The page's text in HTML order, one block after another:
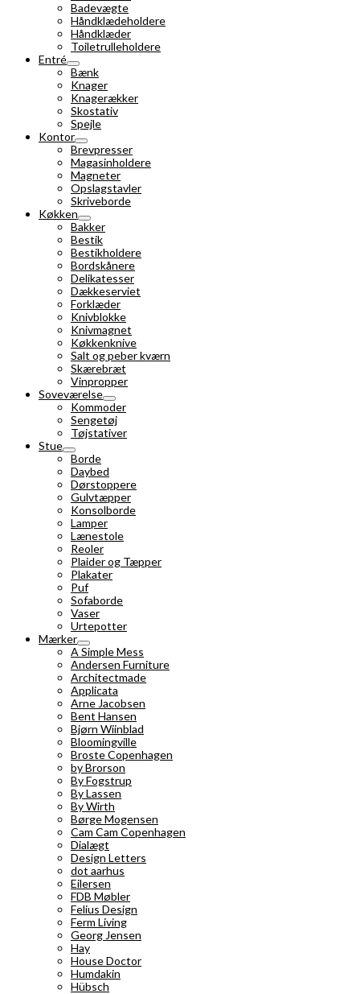
Badevægte
Håndklædeholdere
Håndklæder
Toiletrulleholdere
Entré
Bænk
Knager
Knagerækker
Skostativ
Spejle
Kontor
Brevpresser
Magasinholdere
Magneter
Opslagstavler
Skriveborde
Køkken
Bakker
Bestik
Bestikholdere
Bordskånere
Delikatesser
Dækkeserviet
Forklæder
Knivblokke
Knivmagnet
Køkkenknive
Salt og peber kværn
Skærebræt
Vinpropper
Soveværelse
Kommoder
Sengetøj
Tøjstativer
Stue
Borde
Daybed
Dørstoppere
Gulvtæpper
Konsolborde
Lamper
Lænestole
Reoler
Plaider og Tæpper
Plakater
Puf
Sofaborde
Vaser
Urtepotter
Mærker
A Simple Mess
Andersen Furniture
Architectmade
Applicata
Arne Jacobsen
Bent Hansen
Bjørn Wiinblad
Bloomingville
Broste Copenhagen
by Brorson
By Fogstrup
By Lassen
By Wirth
Børge Mogensen
Cam Cam Copenhagen
Dialægt
Design Letters
dot aarhus
Eilersen
FDB Møbler
Felius Design
Ferm Living
Georg Jensen
Hay
House Doctor
Humdakin
Hübsch